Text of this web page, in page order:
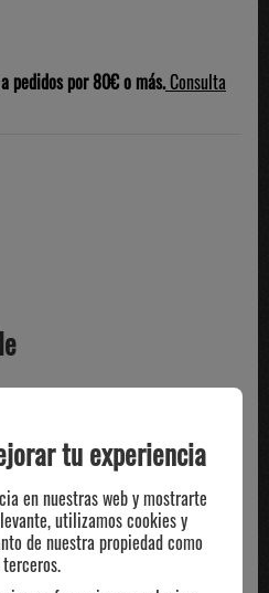
a pedidos por 80€ o más.Consulta
INTERESAR
tu experiencia
en nuestras web y mostrarte
utilizamos cookies y
de nuestra propiedad como